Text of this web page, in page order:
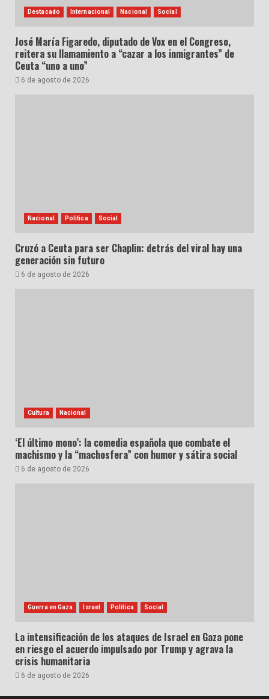
Destacado Internacional Nacional Social
José María Figaredo, diputado de Vox en el Congreso,
reitera su llamamiento a “cazar a los inmigrantes” de
Ceuta “uno a uno”
6 de agosto de 2026
Nacional Política Social
Cruzó a Ceuta para ser Chaplin: detrás del viral hay una
generación sin futuro
6 de agosto de 2026
Cultura Nacional
‘El último mono’: la comedia española que combate el
machismo y la “machosfera” con humor y sátira social
6 de agosto de 2026
Guerra en Gaza Israel Política Social
La intensificación de los ataques de Israel en Gaza pone
en riesgo el acuerdo impulsado por Trump y agrava la
crisis humanitaria
6 de agosto de 2026